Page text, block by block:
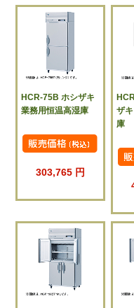
HCR-75B ホシザキ
業務用恒温高湿庫
303,765 円
ザ
庫